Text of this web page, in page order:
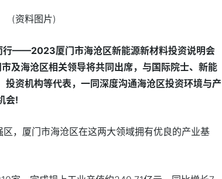
(资料图片)
行——2023厦门市海沧区新能源新材料投资说明会
及海沧区相关领导将共同出席，与国际院士、新能
资机构等代表，一同深度沟通海沧区投资环境与产
会!
区，厦门市海沧区在这两大领域拥有优良的产业基